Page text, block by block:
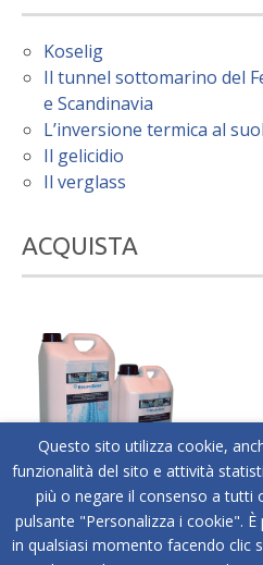
Koselig
Il tunnel sottomarino del
e Scandinavia
L’inversione termica al
Il gelicidio
Il verglass
ACQUISTA
Acquista online Below Zero®
a tutti i tipi di superfici.
Questo sito utilizza cookie,
funzionalità del sito e attività
più o negare il consenso a tutti
pulsante "Personalizza i cookie".
in qualsiasi momento facendo clic